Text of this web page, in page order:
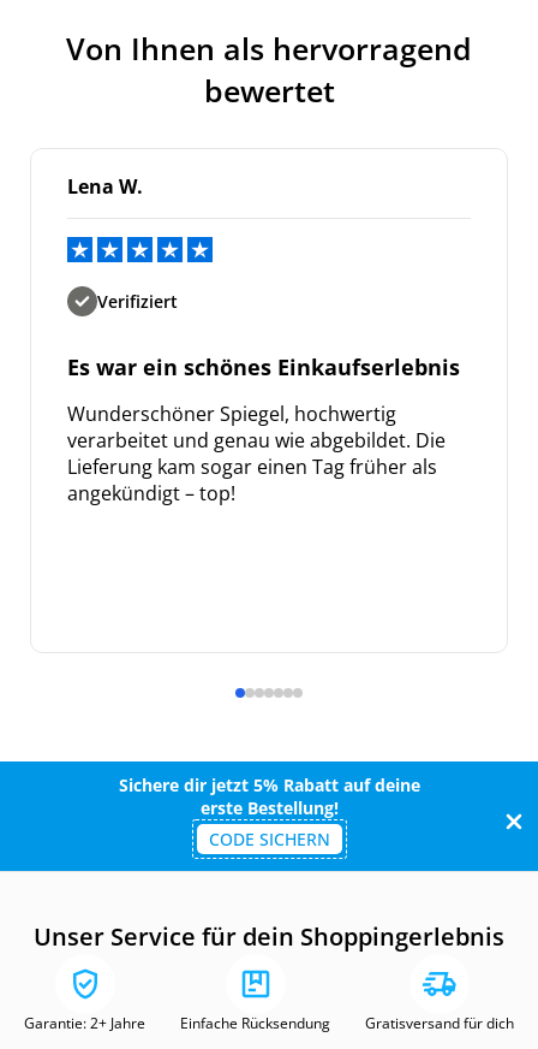
Von Ihnen als hervorragend
bewertet
Lena W.
Verifiziert
Es war ein schönes Einkaufserlebnis
Wunderschöner Spiegel, hochwertig
verarbeitet und genau wie abgebildet. Die
Lieferung kam sogar einen Tag früher als
angekündigt – top!
Sichere dir jetzt 5% Rabatt auf deine
erste Bestellung!
CODE SICHERN
Unser Service für dein Shoppingerlebnis
Garantie: 2+ Jahre Einfache Rücksendung Gratisversand für dich